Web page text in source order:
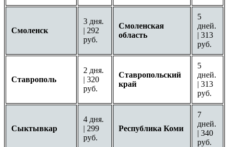
Смоленск
3 дня.
| 292
руб.
Смоленская
область
5
дней.
| 313
руб.
Ставрополь
2 дня.
| 320
руб.
Ставропольский
край
5
дней.
| 313
руб.
Сыктывкар
4 дня.
| 299
руб.
Республика Коми
7
дней.
| 340
руб.